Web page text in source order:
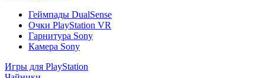
Геймпады DualSense
Очки PlayStation VR
Гарнитура Sony
Камера Sony
Игры для PlayStation